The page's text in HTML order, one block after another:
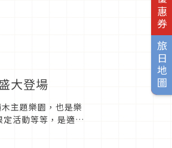
旅日地圖
大登場
主題樂園，也是樂
活動等等，是適合